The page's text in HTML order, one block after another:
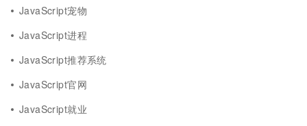
JavaScript宠物
JavaScript进程
JavaScript推荐系统
JavaScript官网
JavaScript就业